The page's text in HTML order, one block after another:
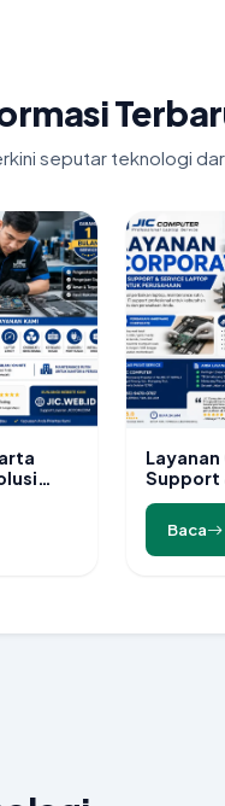
seputar teknologi
Support
Baca